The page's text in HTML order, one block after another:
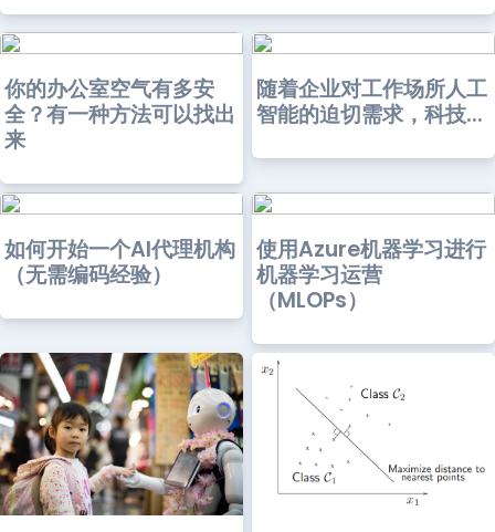
你的办公室空气有多安
全？有一种方法可以找出
来
随着企业对工作场所人工
智能的迫切需求，科技...
如何开始一个AI代理机构
（无需编码经验）
使用Azure机器学习进行
机器学习运营
（MLOPs）